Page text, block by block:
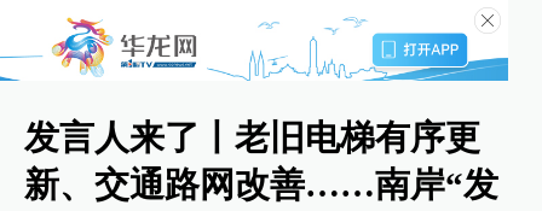
发言人来了丨老旧电梯有序更
新、交通路网改善……南岸“发